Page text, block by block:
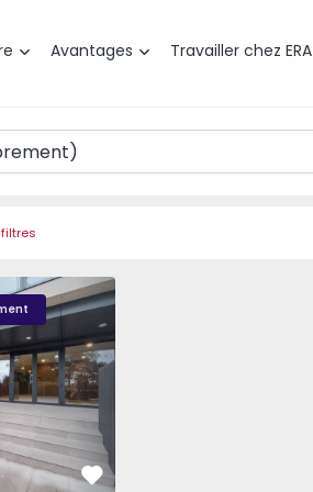
Avantages Travailler chez ERA
- 1
Préféré